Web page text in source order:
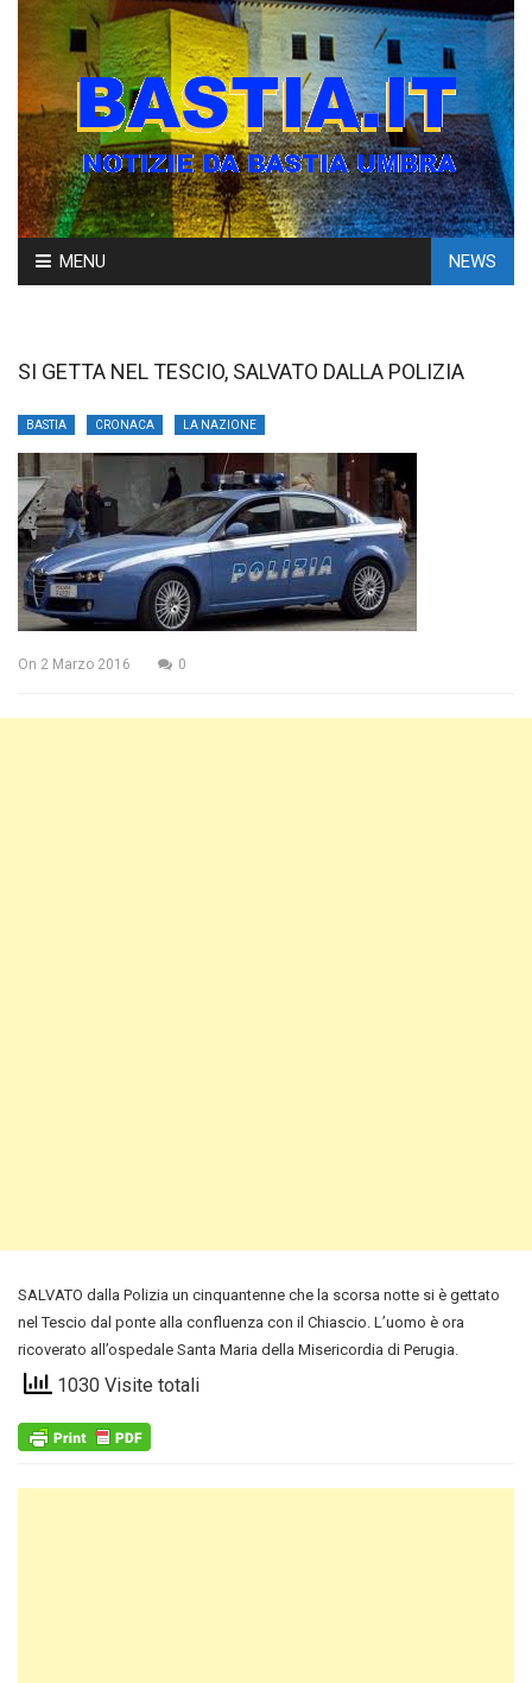
Skip
to
MENU NEWS
SI GETTA NEL TESCIO, SALVATO DALLA POLIZIA
BASTIA CRONACA LA NAZIONE
On 2 Marzo 2016 0
SALVATO dalla Polizia un cinquantenne che la scorsa notte si è gettato
nel Tescio dal ponte alla confluenza con il Chiascio. L’uomo è ora
ricoverato all’ospedale Santa Maria della Misericordia di Perugia.
1030 Visite totali